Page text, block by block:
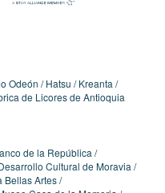
Odeón Hatsu
Kreanta
de Licores de Antioquia
de la República
Cultural de Moravia
Bellas Artes